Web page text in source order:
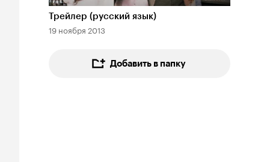
Длительность 3 мин
Трейлер (русский язык)
19 ноября 2013
Добавить в папку